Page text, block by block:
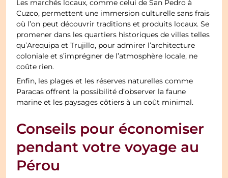
Les marchés locaux, comme celui de San Pedro à
Cuzco, permettent une immersion culturelle sans frais
où l’on peut découvrir traditions et produits locaux. Se
promener dans les quartiers historiques de villes telles
qu’Arequipa et Trujillo, pour admirer l’architecture
coloniale et s’imprégner de l’atmosphère locale, ne
coûte rien.
Enfin, les plages et les réserves naturelles comme
Paracas offrent la possibilité d’observer la faune
marine et les paysages côtiers à un coût minimal.
Conseils pour économiser
pendant votre voyage au
Pérou